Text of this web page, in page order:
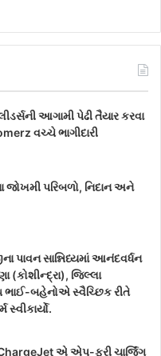
આગામી પેઢી તૈયાર કરવા
વચ્ચે ભાગીદારી
પરિબળો, નિદાન અને
પાવન સાન્નિધ્યમાં આનંદવર્ધન
(કોશીન્દ્રા), જિલ્લા
ભાઈ-બહેનોએ સ્વૈચ્છિક રીતે
સ્વીકાર્યો.
એ એપ-ફ્રી ચાર્જિંગ